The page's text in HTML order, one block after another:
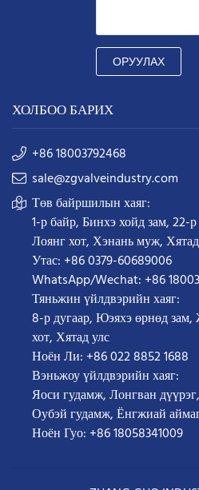
ОРУУЛАХ
ХОЛБОО БАРИХ
+86 18003792468
sale@zgvalveindustry.com
Төв байршилын хаяг:
1-р байр, Бинхэ хойд зам, 22-
Лоянг хот, Хэнань муж,
Утас: +86 0379-60689006
WhatsApp/Wechat: +86
Тяньжин үйлдвэрийн хаяг:
8-р дугаар, Юэяхэ өрнөд
хот, Хятад улс
Ноён Ли: +86 022 8852 1688
Вэньжоу үйлдвэрийн хаяг:
Яоси гудамж, Лонгван
Оубэй гудамж, Ёнгжиай
Ноён Гуо: +86 18058341009